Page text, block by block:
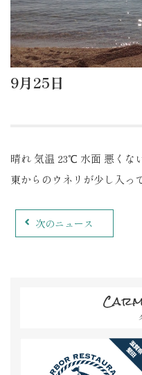
9月25日
晴れ 気温 23℃ 水面 悪くな
東からのウネリが少し入っ
次のニュース